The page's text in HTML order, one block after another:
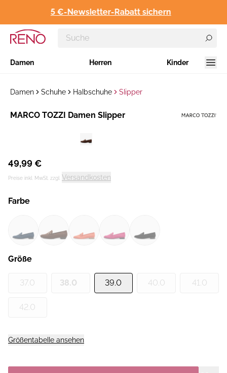
5 €-Newsletter-Rabatt sichern
Damen Herren Kinder
Damen Schuhe Halbschuhe Slipper
Hersteller :
MARCO TOZZI Damen Slipper
49,99 €
Preise inkl. MwSt. zzgl. Versandkosten
Farbe
Größe
37.0 38.0 39.0 40.0 41.0
42.0
Größentabelle ansehen